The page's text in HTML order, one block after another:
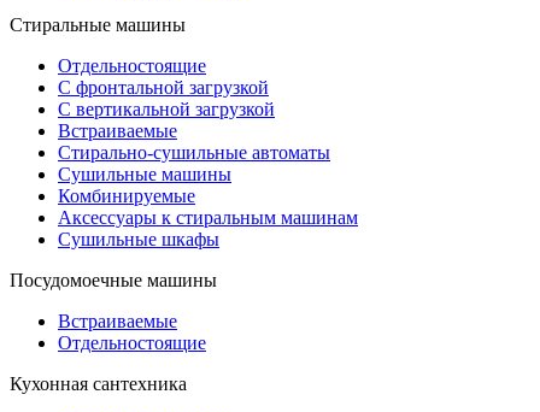
Стиральные машины
Отдельностоящие
С фронтальной загрузкой
С вертикальной загрузкой
Встраиваемые
Стирально-сушильные автоматы
Сушильные машины
Комбинируемые
Аксессуары к стиральным машинам
Сушильные шкафы
Посудомоечные машины
Встраиваемые
Отдельностоящие
Кухонная сантехника